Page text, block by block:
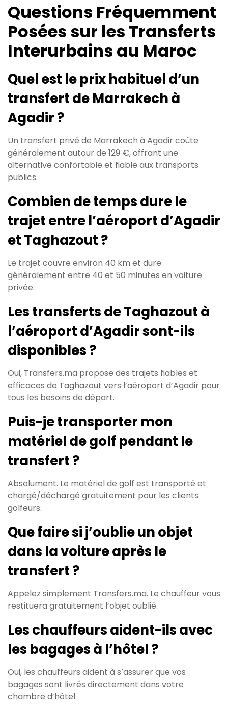
Questions Fréquemment
Posées sur les Transferts
Interurbains au Maroc
Quel est le prix habituel d’un
transfert de Marrakech à
Agadir ?
Un transfert privé de Marrakech à Agadir coûte
généralement autour de 129 €, offrant une
alternative confortable et fiable aux transports
publics.
Combien de temps dure le
trajet entre l’aéroport d’Agadir
et Taghazout ?
Le trajet couvre environ 40 km et dure
généralement entre 40 et 50 minutes en voiture
privée.
Les transferts de Taghazout à
l’aéroport d’Agadir sont-ils
disponibles ?
Oui, Transfers.ma propose des trajets fiables et
efficaces de Taghazout vers l’aéroport d’Agadir pour
tous les besoins de départ.
Puis-je transporter mon
matériel de golf pendant le
transfert ?
Absolument. Le matériel de golf est transporté et
chargé/déchargé gratuitement pour les clients
golfeurs.
Que faire si j’oublie un objet
dans la voiture après le
transfert ?
Appelez simplement Transfers.ma. Le chauffeur vous
restituera gratuitement l’objet oublié.
Les chauffeurs aident-ils avec
les bagages à l’hôtel ?
Oui, les chauffeurs aident à s’assurer que vos
bagages sont livrés directement dans votre
chambre d’hôtel.